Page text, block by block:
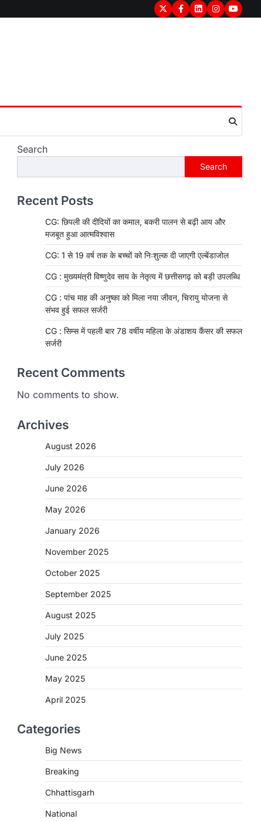
TwitterFacebook
LinkedInInstagram
Search
Search
Recent Posts
CG: छिपली की दीदियों का कमाल, बकरी पालन से बढ़ी आय और
मजबूत हुआ आत्मविश्वास
CG: 1 से 19 वर्ष तक के बच्चों को निःशुल्क दी जाएगी एल्बेंडाजोल
CG : मुख्यमंत्री विष्णुदेव साय के नेतृत्व में छत्तीसगढ़ को बड़ी उपलब्धि
CG : पांच माह की अनुष्का को मिला नया जीवन, चिरायु योजना से
संभव हुई सफल सर्जरी
CG : सिम्स में पहली बार 78 वर्षीय महिला के अंडाशय कैंसर की सफल
सर्जरी
Recent Comments
No comments to show.
Archives
August 2026
July 2026
June 2026
May 2026
January 2026
November 2025
October 2025
September 2025
August 2025
July 2025
June 2025
May 2025
April 2025
Categories
Big News
Breaking
Chhattisgarh
National
CHHATTISGARH
निःशुल्क दी जाएगी एल्बेंडाजोल
CHHATTISGARH
CG : मुख्यमंत्री विष्णुदेव साय के नेतृत्व
में छत्तीसगढ़ को बड़ी उपलब्धि
More Khabar
रायपुर। मुख्यमंत्री विष्णुदेव साय के नेतृत्व में स्वच्छ
ऊर्जा, हरित विकास और किसानों की आय…
CG : पांच माह की अनुष्का को मिला नया
CG: छिपली की दीदियों का कमाल,
बकरी पालन से बढ़ी आय और मजबूत